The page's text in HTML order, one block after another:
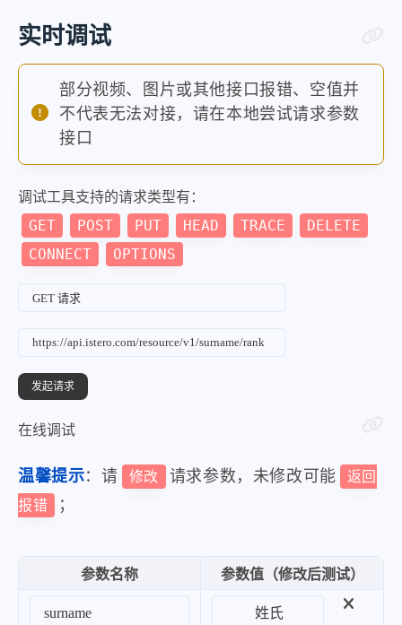
实时调试
部分视频、图片或其他接口报错、空值并
不代表无法对接，请在本地尝试请求参数
接口
调试工具支持的请求类型有：
GET POST PUT HEAD TRACE
DELETE
CONNECT
OPTIONS
在线调试
温馨提示：请 修改 请求参数，未修改可能
返回
报错
；
参数名称 参数值（修改后测试）